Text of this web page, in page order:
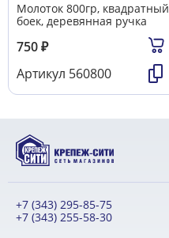
Молоток 800гр, квадратный
боек, деревянная ручка
750₽
Артикул 560800
+7 (343) 295-85-75
+7 (343) 255-58-30